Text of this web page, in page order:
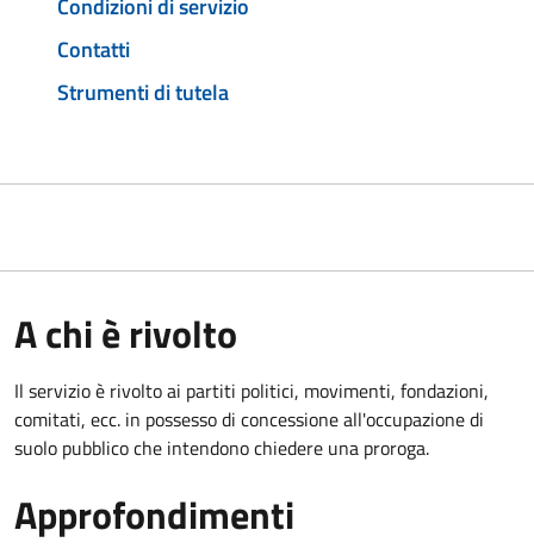
Condizioni di servizio
Contatti
Strumenti di tutela
A chi è rivolto
Il servizio è rivolto ai partiti politici, movimenti, fondazioni,
comitati, ecc. in possesso di concessione all'occupazione di
suolo pubblico che intendono chiedere una proroga.
Approfondimenti